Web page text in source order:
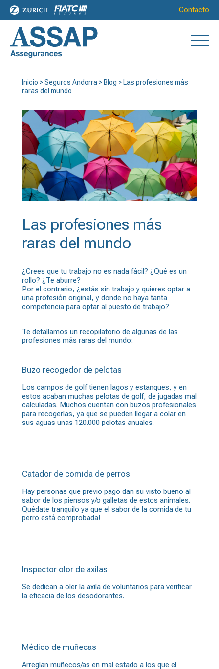
Contacto
Inicio >Seguros Andorra > Blog > Las profesiones más
raras del mundo
Las profesiones más
raras del mundo
¿Crees que tu trabajo no es nada fácil? ¿Qué es un
rollo? ¿Te aburre?
Por el contrario, ¿estás sin trabajo y quieres optar a
una profesión original, y donde no haya tanta
competencia para optar al puesto de trabajo?
Te detallamos un recopilatorio de algunas de las
profesiones más raras del mundo:
Buzo recogedor de pelotas
Los campos de golf tienen lagos y estanques, y en
estos acaban muchas pelotas de golf, de jugadas mal
calculadas. Muchos cuentan con buzos profesionales
para recogerlas, ya que se pueden llegar a colar en
sus aguas unas 120.000 pelotas anuales.
Catador de comida de perros
Hay personas que previo pago dan su visto bueno al
sabor de los piensos y/o galletas de estos animales.
Quédate tranquilo ya que el sabor de la comida de tu
perro está comprobada!
Inspector olor de axilas
Se dedican a oler la axila de voluntarios para verificar
la eficacia de los desodorantes.
Médico de muñecas
Arreglan muñecos/as en mal estado a los que el